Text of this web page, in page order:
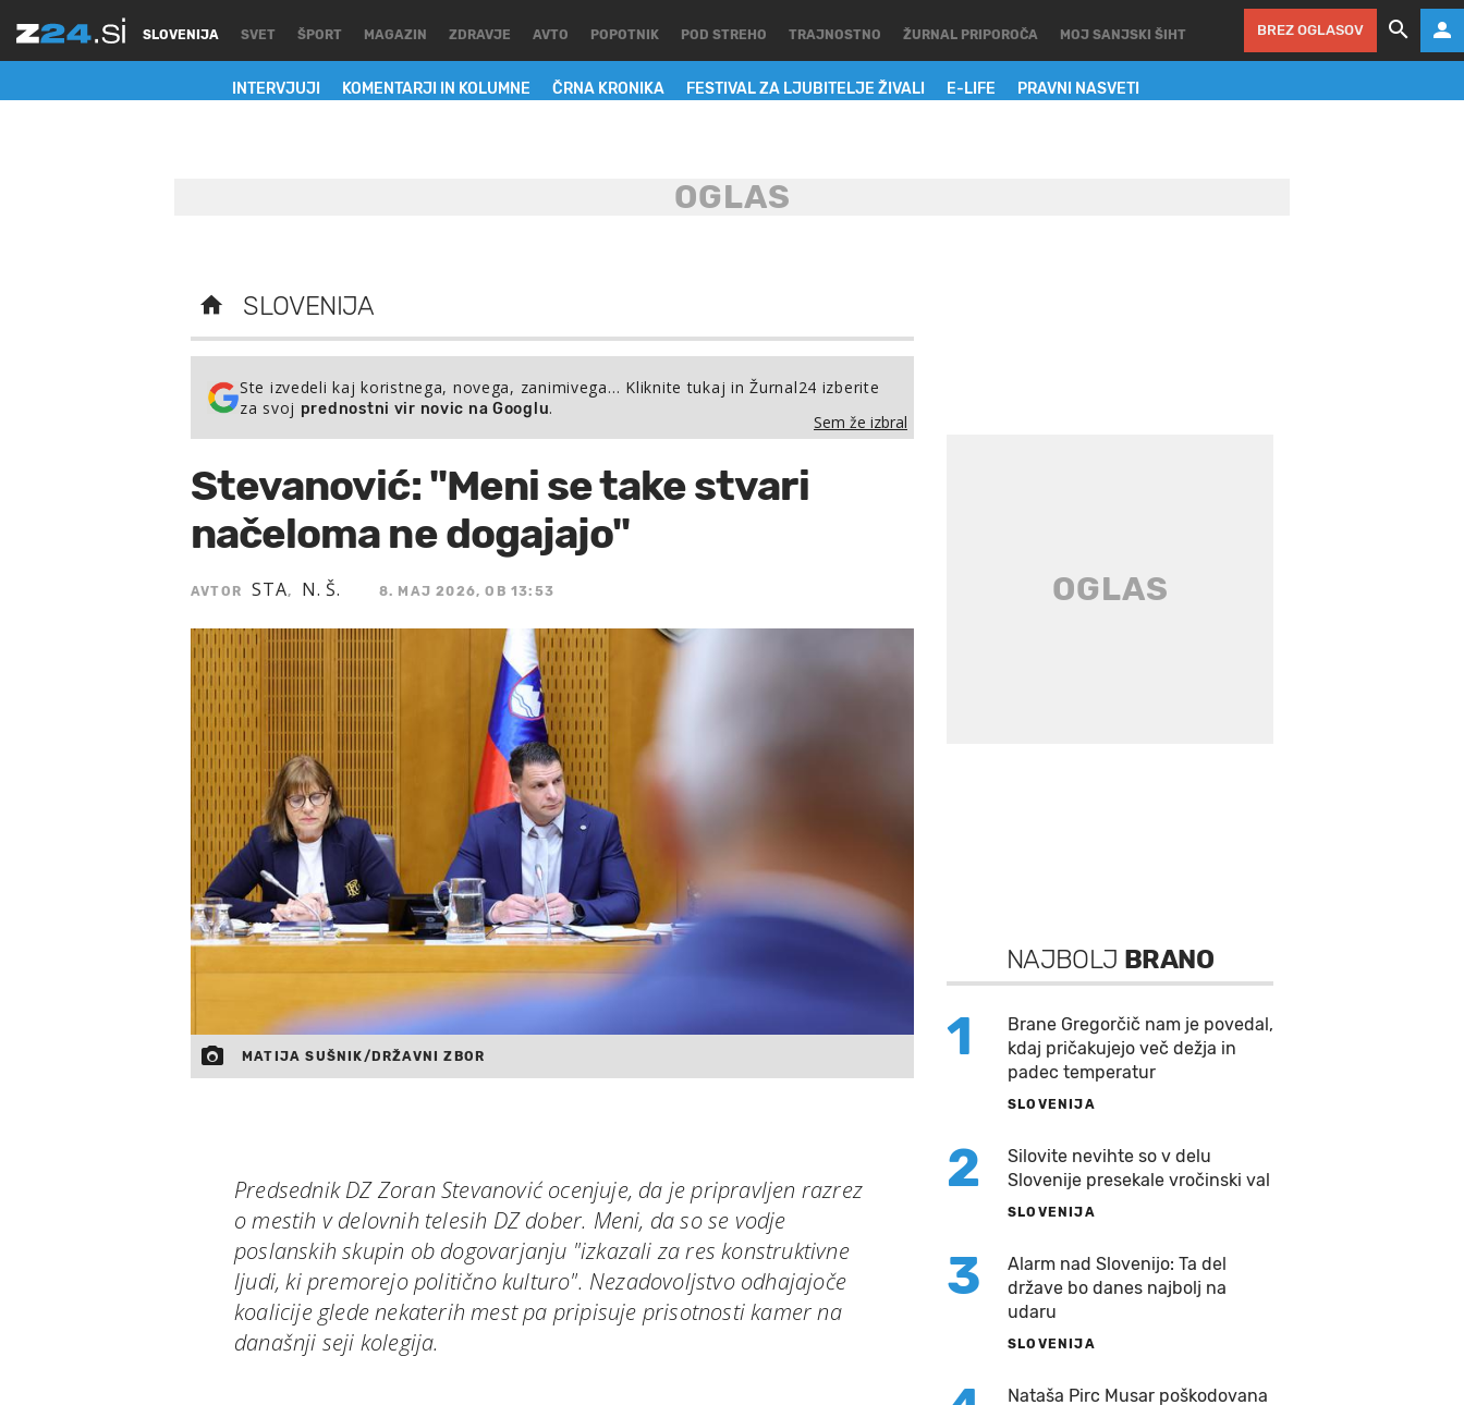
SLOVENIJA
INTERVJUJI KOMENTARJI IN KOLUMNE ČRNA KRONIKA FESTIVAL ZA LJUBITELJE ŽIVALI E-LIFE PRAVNI NASVETI
SVET ŠPORT MAGAZIN ZDRAVJE AVTO POPOTNIK POD STREHO TRAJNOSTNO ŽURNAL PRIPOROČA MOJ SANJSKI ŠIHT BREZ OGLASOV
SLOVENIJA
Ste izvedeli kaj koristnega, novega, zanimivega… Kliknite tukaj in Žurnal24 izberite
za svoj prednostni vir novic na Googlu.
Sem že izbral
Stevanović: "Meni se take stvari
načeloma ne dogajajo"
AVTOR STA, N. Š. 8. MAJ 2026, OB 13:53
MATIJA SUŠNIK/DRŽAVNI ZBOR
Predsednik DZ Zoran Stevanović ocenjuje, da je pripravljen razrez
o mestih v delovnih telesih DZ dober. Meni, da so se vodje
poslanskih skupin ob dogovarjanju "izkazali za res konstruktivne
ljudi, ki premorejo politično kulturo". Nezadovoljstvo odhajajoče
koalicije glede nekaterih mest pa pripisuje prisotnosti kamer na
današnji seji kolegija.
NAJBOLJ BRANO
1
Brane Gregorčič nam je povedal,
kdaj pričakujejo več dežja in
padec temperatur
SLOVENIJA
2
Silovite nevihte so v delu
Slovenije presekale vročinski val
SLOVENIJA
3
Alarm nad Slovenijo: Ta del
države bo danes najbolj na
udaru
SLOVENIJA
Nataša Pirc Musar poškodovana